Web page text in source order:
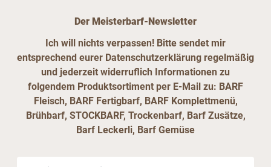
Der Meisterbarf-Newsletter
Ich will nichts verpassen! Bitte sendet mir
entsprechend eurer Datenschutzerklärung regelmäßig
und jederzeit widerruflich Informationen zu
folgendem Produktsortiment per E-Mail zu: BARF
Fleisch, BARF Fertigbarf, BARF Komplettmenü,
Brühbarf, STOCKBARF, Trockenbarf, Barf Zusätze,
Barf Leckerli, Barf Gemüse